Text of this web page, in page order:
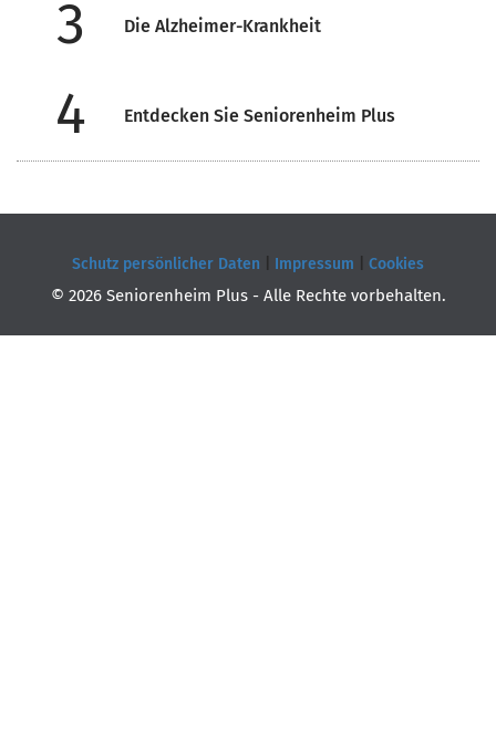
3 Die Alzheimer-Krankheit
4 Entdecken Sie Seniorenheim Plus
Schutz persönlicher Daten Impressum Cookies
© 2026 Seniorenheim Plus - Alle Rechte vorbehalten.